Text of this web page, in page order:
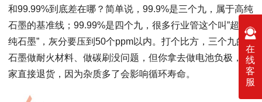
和99.99%到底差在哪？简单说，99.9%是三个九，属于高纯
石墨的基准线；99.99%是四个九，很多行业管这个叫”超高
纯石墨”，灰分要压到50个ppm以内。打个比方，三个九的
石墨做耐火材料、做碳刷没问题，但你拿去做电池负极，人
家直接退货，因为杂质多了会影响循环寿命。
在
线
客
服